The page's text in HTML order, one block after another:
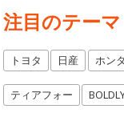
注目のテーマ
トヨタ 日産 ホン
ティアフォー